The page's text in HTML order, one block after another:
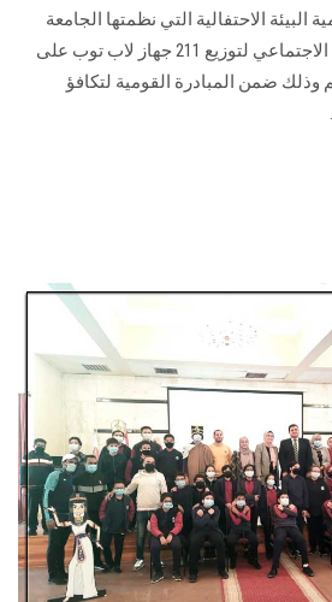
الاحتفالية التي نظمتها الجامعة
بالتعاون مع وحدة التضامن الاجتماعي لتوزيع 211 جهاز لاب توب على
وذلك ضمن المبادرة القومية لتكافؤ